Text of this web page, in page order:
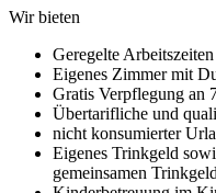
Wir bieten
Geregelte
Eigenes Zimmer mit
Gratis Verpflegung an
Übertarifliche und
nicht konsumierter
Eigenes Trinkgeld
gemeinsamen